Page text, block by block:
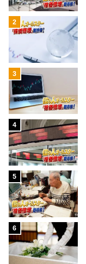
2
3
4
5
6